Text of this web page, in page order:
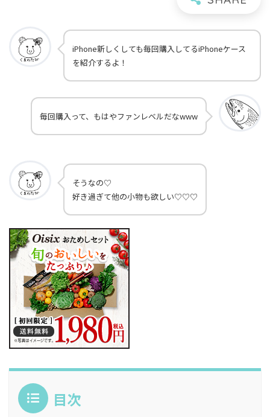
iPhone新しくしても毎回購入してるiPhoneケース
を紹介するよ！
毎回購入って、もはやファンレベルだなwww
そうなの♡
好き過ぎて他の小物も欲しい♡♡♡
目次